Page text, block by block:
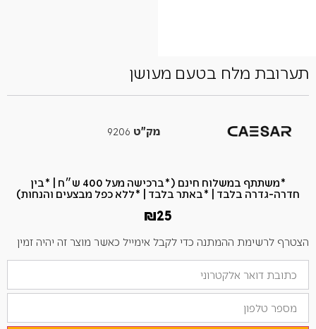
תערובת מלח בטעם מעושן
מק"ט
*משתתף במשלוח חינם (*ברכישה מעל 400 ש״ח​ | *בין
חדרה-גדרה בלבד | *באתר בלבד | *ללא כפל מבצעים והנחות)
₪25
הצטרף לרשימת ההמתנה כדי לקבל אימייל כאשר מוצר זה יהיה זמין
הזן
את
כתובת
שלך
כדי
מספר
טלפון